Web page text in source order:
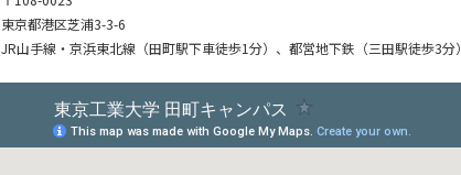
東京都港区芝浦3-3-6
JR山手線・京浜東北線（田町駅下車徒歩1分）、都営地下鉄（三田駅徒歩3分）